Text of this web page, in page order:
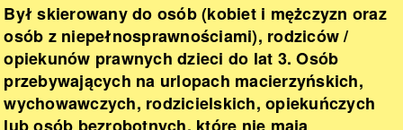
Był skierowany do osób (kobiet i mężczyzn oraz
osób z niepełnosprawnościami), rodziców /
opiekunów prawnych dzieci do lat 3. Osób
przebywających na urlopach macierzyńskich,
wychowawczych, rodzicielskich, opiekuńczych
lub osób bezrobotnych, które nie mają